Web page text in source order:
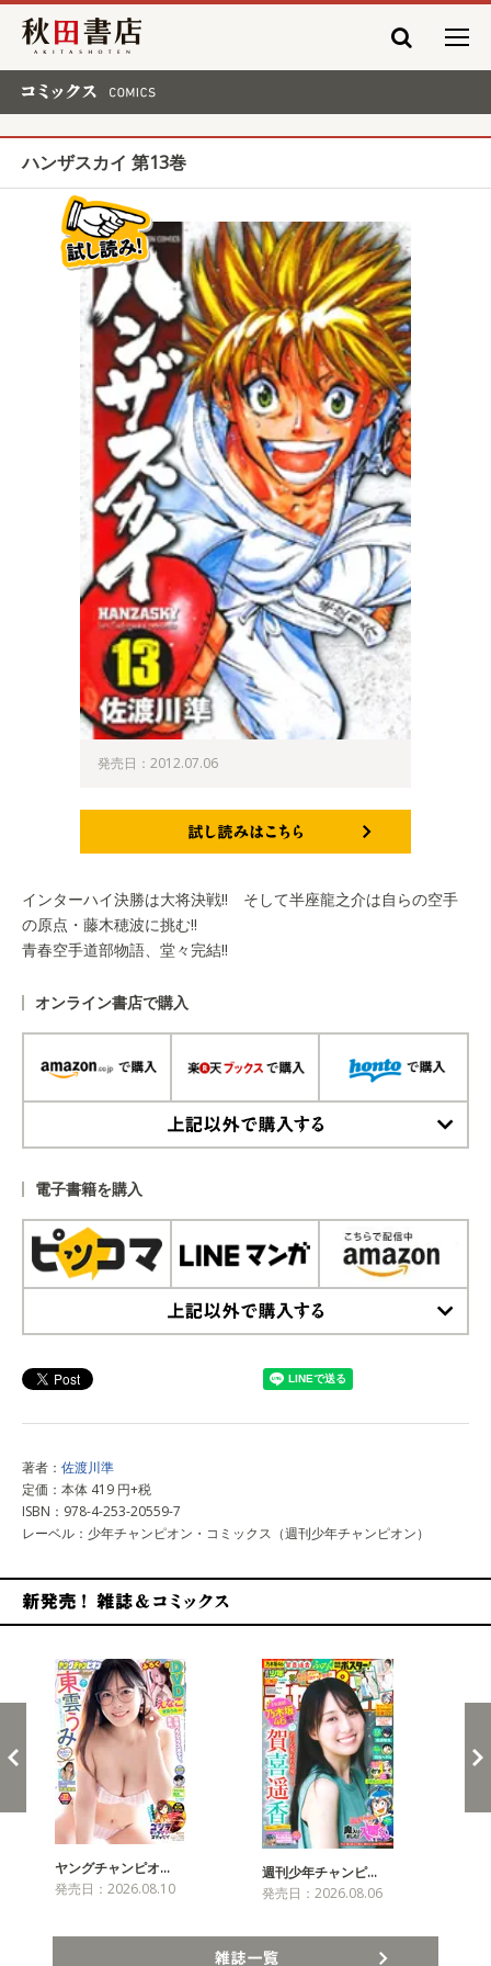
秋田書店
ハンザスカイ 第13巻
発売日：2012.07.06
インターハイ決勝は大将決戦!! そして半座龍之介は自らの空手
の原点・藤木穂波に挑む!!
青春空手道部物語、堂々完結!!
オンライン書店で購入
電子書籍を購入
著者： 佐渡川準
定価：本体 419 円+税
ISBN：978-4-253-20559-7
レーベル：少年チャンピオン・コミックス（週刊少年チャンピオン）
ヤングチャンピオ…
発売日：2026.08.10
週刊少年チャンピ…
発売日：2026.08.06